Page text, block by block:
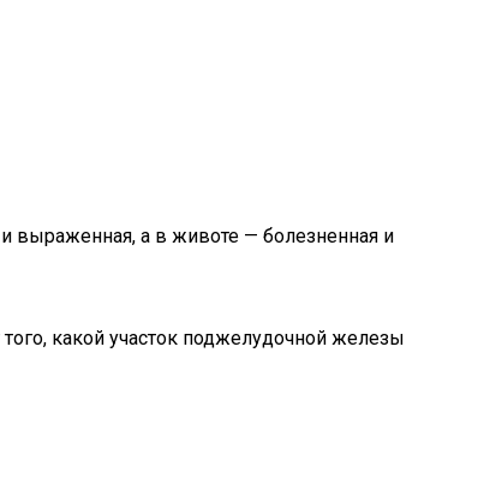
выраженная, а в животе — болезненная и
какой участок поджелудочной железы